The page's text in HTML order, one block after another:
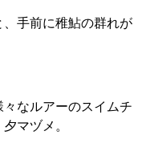
手前に稚鮎の群れが
なルアーのスイムチ
マヅメ。